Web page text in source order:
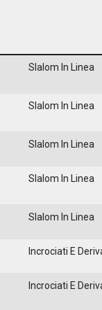
Slalom In Linea
Slalom In Linea
Slalom In Linea
Slalom In Linea
Slalom In Linea
Incrociati E
Incrociati E